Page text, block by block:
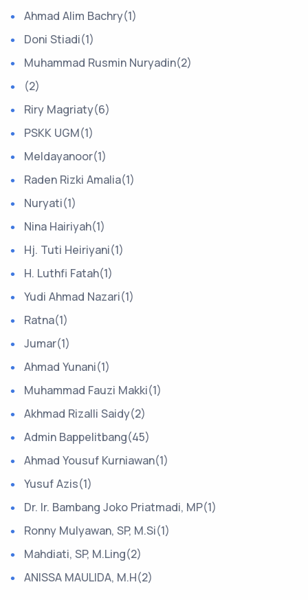
Ahmad Alim Bachry(1)
Doni Stiadi(1)
Muhammad Rusmin Nuryadin(2)
(2)
Riry Magriaty(6)
PSKK UGM(1)
Meldayanoor(1)
Raden Rizki Amalia(1)
Nuryati(1)
Nina Hairiyah(1)
Hj. Tuti Heiriyani(1)
H. Luthfi Fatah(1)
Yudi Ahmad Nazari(1)
Ratna(1)
Jumar(1)
Ahmad Yunani(1)
Muhammad Fauzi Makki(1)
Akhmad Rizalli Saidy(2)
Admin Bappelitbang(45)
Ahmad Yousuf Kurniawan(1)
Yusuf Azis(1)
Dr. Ir. Bambang Joko Priatmadi, MP(1)
Ronny Mulyawan, SP, M.Si(1)
Mahdiati, SP, M.Ling(2)
ANISSA MAULIDA, M.H(2)